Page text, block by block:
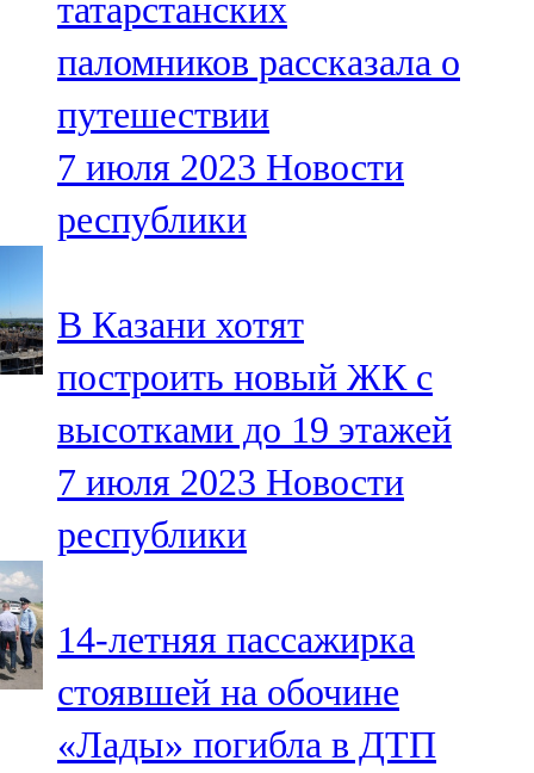
татарстанских
паломников рассказала о
путешествии
7 июля 2023 Новости
республики
В Казани хотят
построить новый ЖК с
высотками до 19 этажей
7 июля 2023 Новости
республики
14-летняя пассажирка
стоявшей на обочине
«Лады» погибла в ДТП